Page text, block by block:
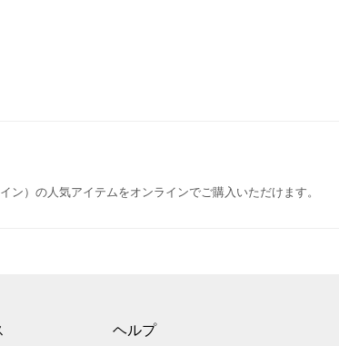
ン）の人気アイテムをオンラインでご購入いただけます。
ヘルプ